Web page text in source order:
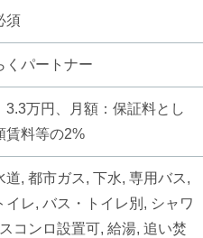
須
くパートナー
3.3万円、月額：保証料とし
賃料等の2%
道, 都市ガス, 下水, 専用バス,
イレ, バス・トイレ別, シャワ
コンロ設置可, 給湯, 追い焚